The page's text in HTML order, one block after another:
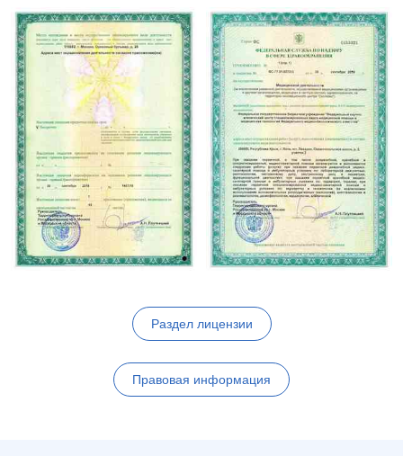
Раздел лицензии
Правовая информация